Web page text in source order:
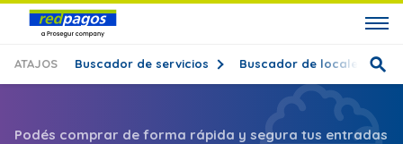
ATAJOS Buscador de servicios Buscador de locales
Podés comprar de forma rápida y segura tus entradas